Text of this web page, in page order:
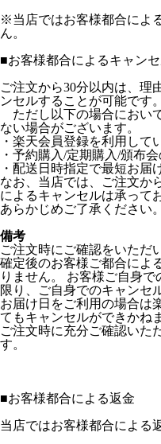
※当店ではお客様都合によ
ん。
■お客様都合によるキャンセ
ご注文から30分以内は、理
ンセルすることが可能です。
ただし以下の場合におい
ない場合がございます。
・楽天会員登録を利用して
・予約購入/定期購入/頒布
・配送日時指定で最短お届
なお、当店では、ご注文か
によるキャンセルは承って
あらかじめご了承ください。
備考
ご注文時にご確認をいただ
確定後のお客様ご都合によ
りません。 お客様ご自身
限り、ご自身でのキャンセ
お届け日をご利用の場合は
てもキャンセルができかね
ご注文時に充分ご確認いた
す。
■お客様都合による返金
当店ではお客様都合による